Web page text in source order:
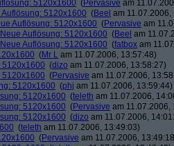
5120x1600 (Pervasive am
Auflösung: 5120x1600 (Beel am 11.07.2006,
Auflösung: 5120x1600 (Pervasive am
Auflösung: 5120x1600 (Beel am
Auflösung: 5120x1600 (fatbox am
(Mr L am 11.07.2006, 13:57:48)
5120x1600 (dizo am 11.07.2006, 13:58:27)
5120x1600 (Pervasive am 11.07.2006,
5120x1600 (phj am 11.07.2006, 13:59:44)
5120x1600 (teleth am 11.07.2006,
5120x1600 (Pervasive am 11.07.2006,
5120x1600 (dizo am 11.07.2006,
(teleth am 11.07.2006, 13:49:03)
(Pervasive am 11.07.2006,